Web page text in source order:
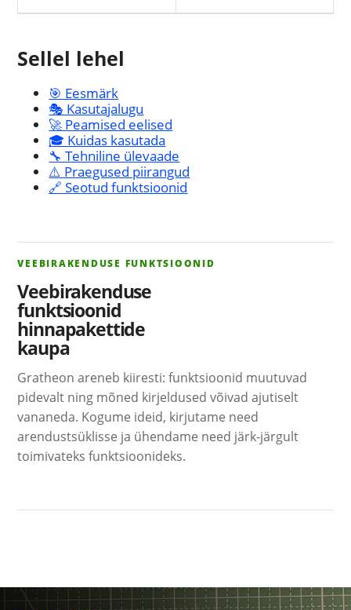
Sellel lehel
🎯 Eesmärk
🎭 Kasutajalugu
🚀 Peamised eelised
🎓 Kuidas kasutada
🔧 Tehniline ülevaade
⚠️ Praegused piirangud
🔗 Seotud funktsioonid
VEEBIRAKENDUSE FUNKTSIOONID
Veebirakenduse
funktsioonid
hinnapakettide
kaupa
Gratheon areneb kiiresti: funktsioonid muutuvad
pidevalt ning mõned kirjeldused võivad ajutiselt
vananeda. Kogume ideid, kirjutame need
arendustsüklisse ja ühendame need järk-järgult
toimivateks funktsioonideks.